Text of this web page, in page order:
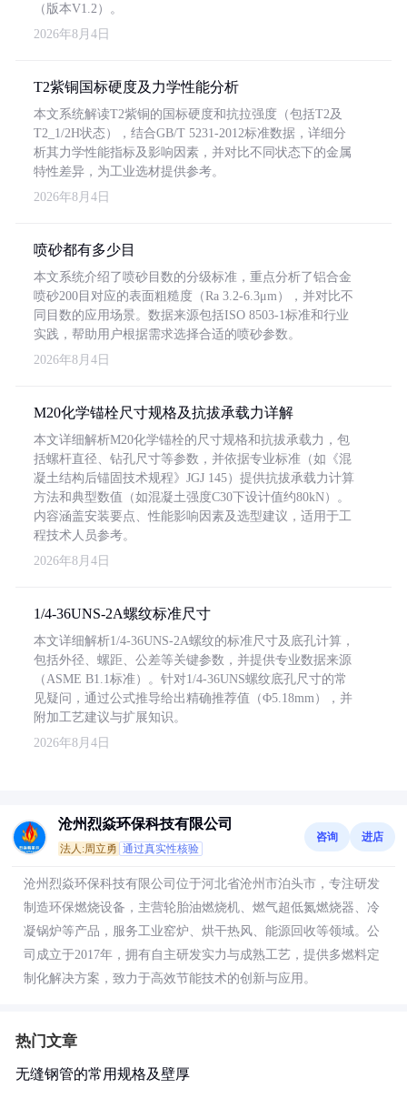
（版本V1.2）。
2026年8月4日
T2紫铜国标硬度及力学性能分析
本文系统解读T2紫铜的国标硬度和抗拉强度（包括T2及
T2_1/2H状态），结合GB/T 5231-2012标准数据，详细分
析其力学性能指标及影响因素，并对比不同状态下的金属
特性差异，为工业选材提供参考。
2026年8月4日
喷砂都有多少目
本文系统介绍了喷砂目数的分级标准，重点分析了铝合金
喷砂200目对应的表面粗糙度（Ra 3.2-6.3μm），并对比不
同目数的应用场景。数据来源包括ISO 8503-1标准和行业
实践，帮助用户根据需求选择合适的喷砂参数。
2026年8月4日
M20化学锚栓尺寸规格及抗拔承载力详解
本文详细解析M20化学锚栓的尺寸规格和抗拔承载力，包
括螺杆直径、钻孔尺寸等参数，并依据专业标准（如《混
凝土结构后锚固技术规程》JGJ 145）提供抗拔承载力计算
方法和典型数值（如混凝土强度C30下设计值约80kN）。
内容涵盖安装要点、性能影响因素及选型建议，适用于工
程技术人员参考。
2026年8月4日
1/4-36UNS-2A螺纹标准尺寸
本文详细解析1/4-36UNS-2A螺纹的标准尺寸及底孔计算，
包括外径、螺距、公差等关键参数，并提供专业数据来源
（ASME B1.1标准）。针对1/4-36UNS螺纹底孔尺寸的常
见疑问，通过公式推导给出精确推荐值（Φ5.18mm），并
附加工艺建议与扩展知识。
2026年8月4日
沧州烈焱环保科技有限公司
法人:周立勇 通过真实性核验
咨询 进店
沧州烈焱环保科技有限公司位于河北省沧州市泊头市，专注研发
制造环保燃烧设备，主营轮胎油燃烧机、燃气超低氮燃烧器、冷
凝锅炉等产品，服务工业窑炉、烘干热风、能源回收等领域。公
司成立于2017年，拥有自主研发实力与成熟工艺，提供多燃料定
制化解决方案，致力于高效节能技术的创新与应用。
热门文章
无缝钢管的常用规格及壁厚